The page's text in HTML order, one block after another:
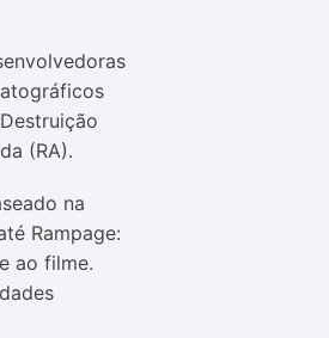
(RA).
na
Rampage:
ao filme.